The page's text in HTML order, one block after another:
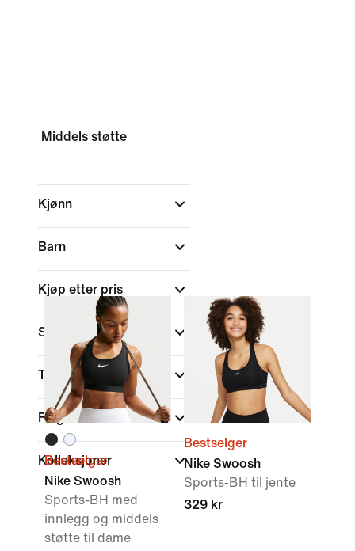
Middels støtte
Kjønn
Barn
Kjøp etter pris
Størrelse
Type skåler
Farge
Kolleksjoner
Bestselger
Nike Swoosh
Sports-BH med
innlegg og middels
støtte til dame
Bestselger
Nike Swoosh
Sports-BH til jente
329 kr